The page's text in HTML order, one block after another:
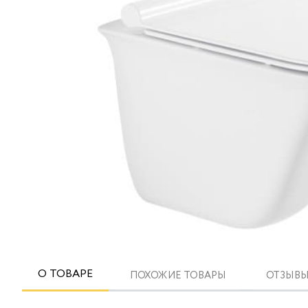
О ТОВАРЕ ПОХОЖИЕ ТОВАРЫ